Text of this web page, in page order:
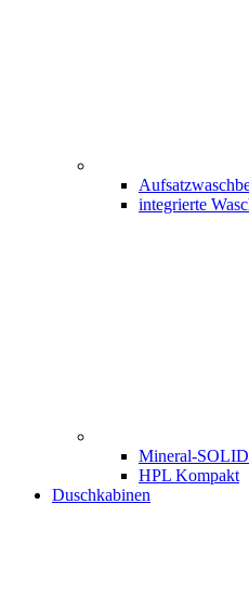
integrierte
Mineral-SOLID
HPL Kompakt
Duschkabinen